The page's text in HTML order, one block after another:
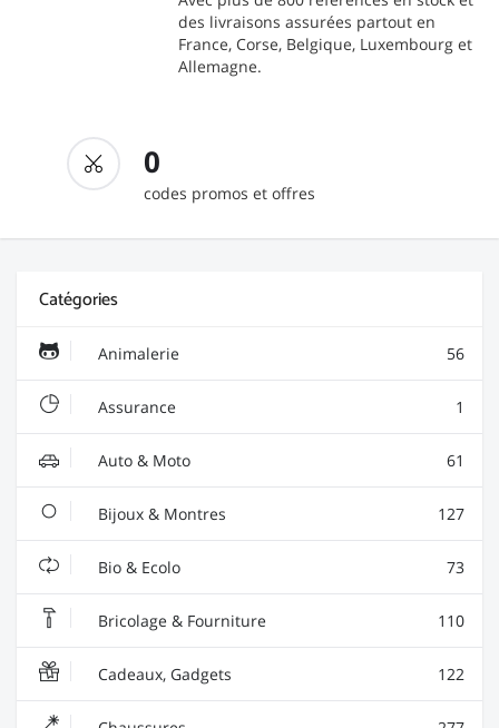
des livraisons assurées partout en
France, Corse, Belgique, Luxembourg et
Allemagne.
0
codes promos et offres
Catégories
Animalerie 56
Assurance 1
Auto & Moto 61
Bijoux & Montres 127
Bio & Ecolo 73
Bricolage & Fourniture 110
Cadeaux, Gadgets 122